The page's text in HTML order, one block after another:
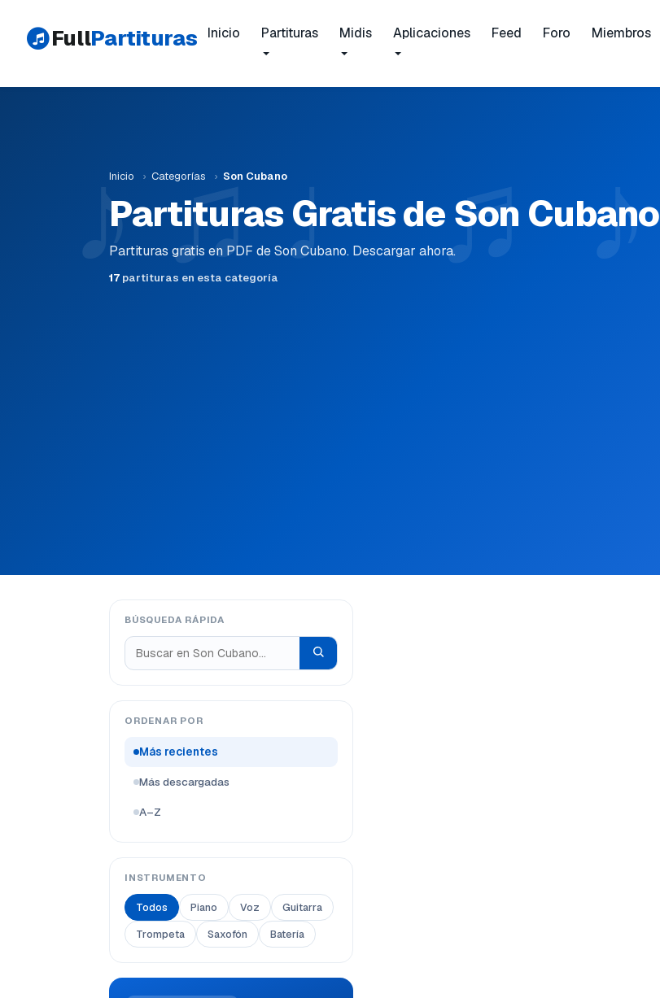
FullPartituras Inicio Partituras Midis Aplicaciones Feed Foro Miembros
Inicio › Categorías › Son Cubano
Partituras Gratis de Son Cubano
Partituras gratis en PDF de Son Cubano. Descargar ahora.
17 partituras en esta categoría
BÚSQUEDA RÁPIDA
ORDENAR POR
Más recientes
Más descargadas
A–Z
INSTRUMENTO
Todos Piano Voz
Guitarra
Trompeta
Saxofón Batería